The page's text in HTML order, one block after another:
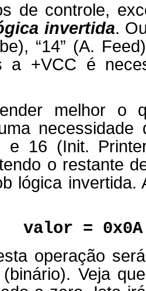
de controle,
invertida.
“14” (A.
a +VCC é
melhor o
e 16 (Init.
o restante
lógica
valor =
operação
Veja